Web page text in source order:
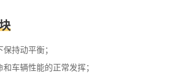
持动平衡；
车辆性能的正常发挥；